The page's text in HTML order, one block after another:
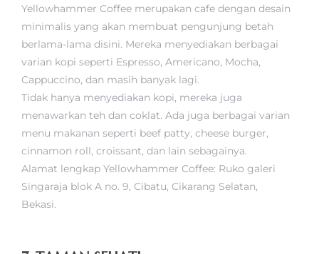
Yellowhammer Coffee merupakan cafe dengan desain
minimalis yang akan membuat pengunjung betah
berlama-lama disini. Mereka menyediakan berbagai
varian kopi seperti Espresso, Americano, Mocha,
Cappuccino, dan masih banyak lagi.
Tidak hanya menyediakan kopi, mereka juga
menawarkan teh dan coklat. Ada juga berbagai varian
menu makanan seperti beef patty, cheese burger,
cinnamon roll, croissant, dan lain sebagainya.
Alamat lengkap Yellowhammer Coffee: Ruko galeri
Singaraja blok A no. 9, Cibatu, Cikarang Selatan,
Bekasi.